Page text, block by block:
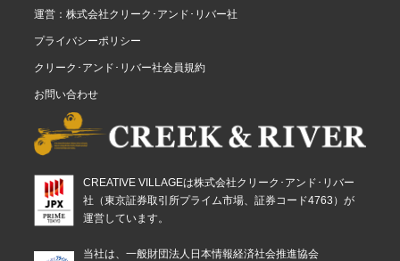
運営：株式会社クリーク･アンド･リバー社
プライバシーポリシー
クリーク･アンド･リバー社会員規約
お問い合わせ
CREATIVE VILLAGEは株式会社クリーク･アンド･リバー
社（東京証券取引所プライム市場、証券コード4763）が
運営しています。
当社は、一般財団法人日本情報経済社会推進協会